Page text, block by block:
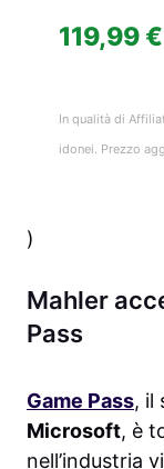
119,99 €
In qualità di
idonei. Prezzo
)
Mahler
Pass
Game Pass, il
Microsoft, è
nell’industria